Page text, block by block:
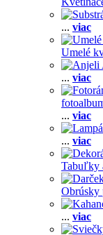
... viac
Umelé
... viac
... viac
... viac
Tabuľky
Obrúsky
... viac